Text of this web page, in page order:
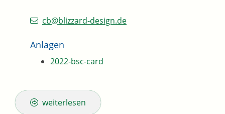
cb@blizzard-design.de
Anlagen
2022-bsc-card
weiterlesen